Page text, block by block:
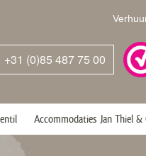
+31 (0)85 487 75 00
Accommodaties Jan Thiel &